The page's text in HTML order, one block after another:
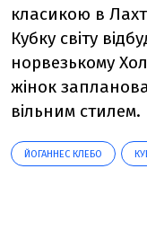
класикою в
Кубку світу
норвезькому
жінок
вільним стилем.
ЙОГАННЕС КЛЕБО